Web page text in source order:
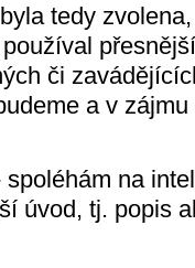
tedy zvolena,
či
a v
na
úvod, tj. popis